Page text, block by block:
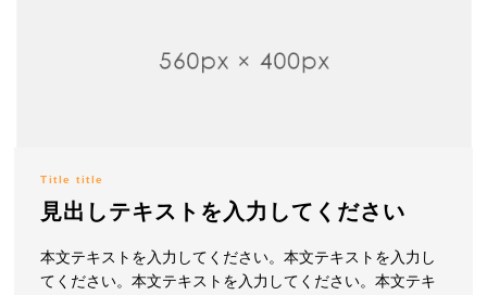
Title title
見出しテキストを入力してください
本文テキストを入力してください。本文テキストを入力し
てください。本文テキストを入力してください。本文テキ